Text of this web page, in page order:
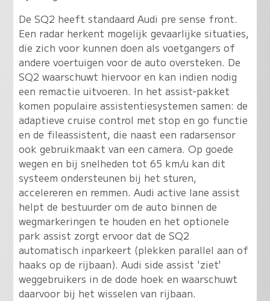
De SQ2 heeft standaard Audi pre sense front.
Een radar herkent mogelijk gevaarlijke situaties,
die zich voor kunnen doen als voetgangers of
andere voertuigen voor de auto oversteken. De
SQ2 waarschuwt hiervoor en kan indien nodig
een remactie uitvoeren. In het assist-pakket
komen populaire assistentiesystemen samen: de
adaptieve cruise control met stop en go functie
en de fileassistent, die naast een radarsensor
ook gebruikmaakt van een camera. Op goede
wegen en bij snelheden tot 65 km/u kan dit
systeem ondersteunen bij het sturen,
accelereren en remmen. Audi active lane assist
helpt de bestuurder om de auto binnen de
wegmarkeringen te houden en het optionele
park assist zorgt ervoor dat de SQ2
automatisch inparkeert (plekken parallel aan of
haaks op de rijbaan). Audi side assist 'ziet'
weggebruikers in de dode hoek en waarschuwt
daarvoor bij het wisselen van rijbaan.